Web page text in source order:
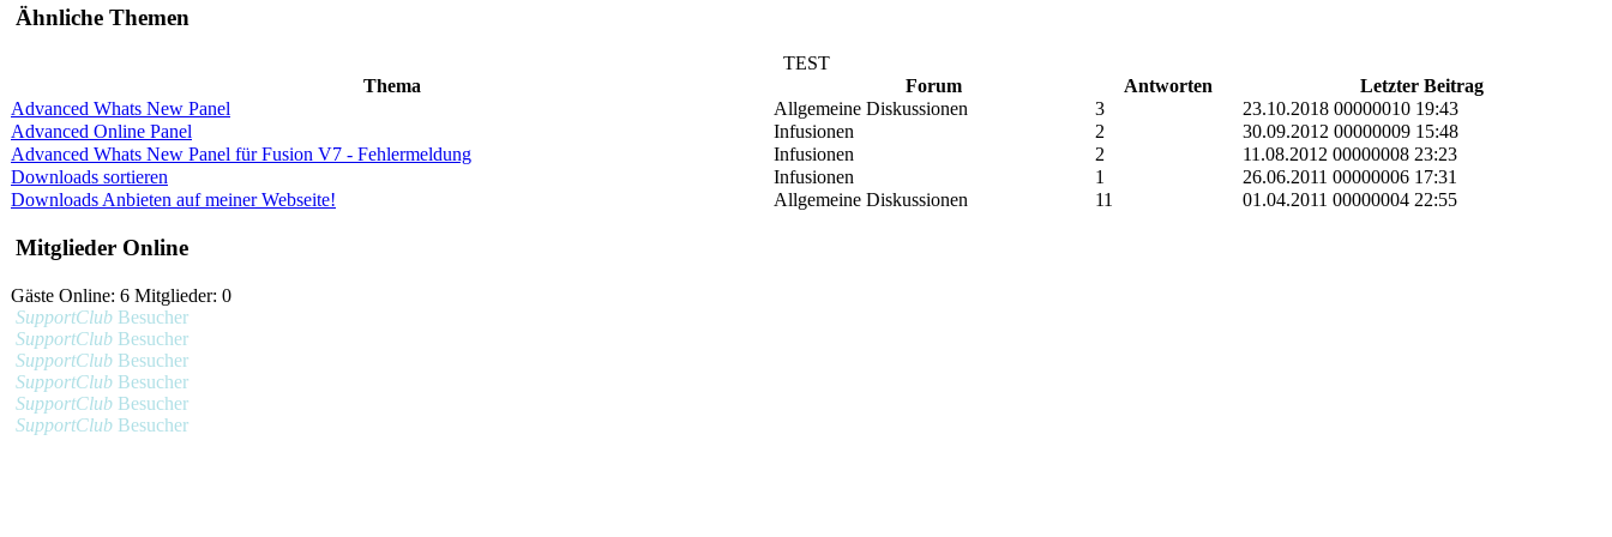
Ähnliche Themen
TEST
Thema
Forum Antworten
Letzter Beitrag
Advanced Whats New Panel
Allgemeine Diskussionen 3
23.10.2018 00000010 19:43
Advanced Online Panel
Infusionen 2
30.09.2012 00000009 15:48
Advanced Whats New Panel für Fusion V7 - Fehlermeldung
Infusionen 2
11.08.2012 00000008 23:23
Downloads sortieren
Infusionen 1
26.06.2011 00000006 17:31
Downloads Anbieten auf meiner Webseite!
Allgemeine Diskussionen 11 01.04.2011 00000004 22:55
Mitglieder Online
Gäste Online: 6 Mitglieder: 0
SupportClub Besucher
SupportClub Besucher
SupportClub Besucher
SupportClub Besucher
SupportClub Besucher
SupportClub Besucher